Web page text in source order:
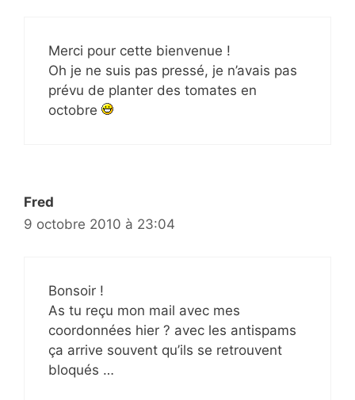
Merci pour cette bienvenue !
Oh je ne suis pas pressé, je n’avais pas
prévu de planter des tomates en
octobre
Fred
9 octobre 2010 à 23:04
Bonsoir !
As tu reçu mon mail avec mes
coordonnées hier ? avec les antispams
ça arrive souvent qu’ils se retrouvent
bloqués …